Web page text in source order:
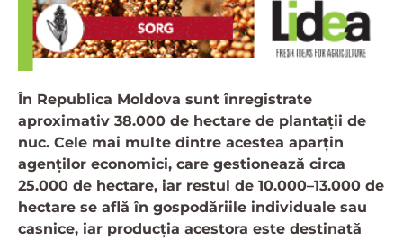
În Republica Moldova sunt înregistrate
aproximativ 38.000 de hectare de plantații de
nuc. Cele mai multe dintre acestea aparțin
agenților economici, care gestionează circa
25.000 de hectare, iar restul de 10.000–13.000 de
hectare se află în gospodăriile individuale sau
casnice, iar producția acestora este destinată